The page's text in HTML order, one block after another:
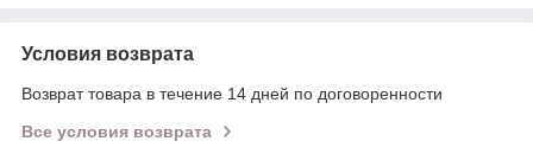
Условия возврата
Возврат товара в течение 14 дней по договоренности
Все условия возврата